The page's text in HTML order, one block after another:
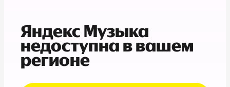
Яндекс Музыка
недоступна в вашем
регионе